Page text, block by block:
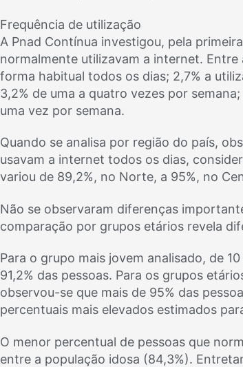
Frequência de utilização
A Pnad Contínua investigou, pela
normalmente utilizavam a internet. Entre
forma habitual todos os dias; 2,7% a
3,2% de uma a quatro vezes por
uma vez por semana.
Quando se analisa por região do país,
usavam a internet todos os dias,
variou de 89,2%, no Norte, a 95%, no
Não se observaram diferenças
comparação por grupos etários revela
Para o grupo mais jovem analisado, de
91,2% das pessoas. Para os grupos
observou-se que mais de 95% das
percentuais mais elevados estimados
O menor percentual de pessoas que
entre a população idosa (84,3%).